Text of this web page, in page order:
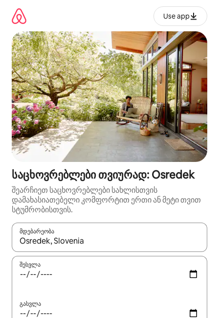
გადასვლა
Use app
საცხოვრებლები თვიურად: Osredek
შეარჩიეთ საცხოვრებლები სახლისთვის
დამახასიათებელი კომფორტით ერთი ან მეტი თვით
სტუმრობისთვის.
მდებარეობა
როცა შედეგები ხელმისაწვდომი გახდება, ნავიგაციისთვის
შესვლა
გასვლა